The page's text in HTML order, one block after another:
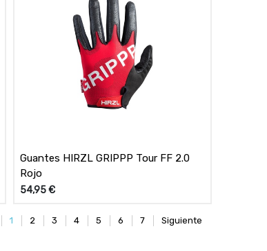
Guantes HIRZL GRIPPP Tour FF 2.0
Rojo
54,95€
1 2 3 4 5 6 7 Siguiente